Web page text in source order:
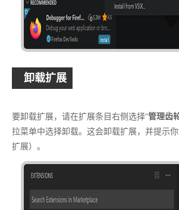
卸载扩展
要卸载扩展，请在扩展条目右侧选择“管理齿
拉菜单中选择卸载。这会卸载扩展，并提示
扩展）。